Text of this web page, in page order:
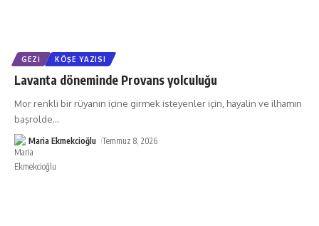
GEZI KÖŞE YAZISI
Lavanta döneminde Provans yolculuğu
Mor renkli bir rüyanın içine girmek isteyenler için, hayalin ve ilhamın
başrolde…
Maria Ekmekcioğlu Temmuz 8, 2026